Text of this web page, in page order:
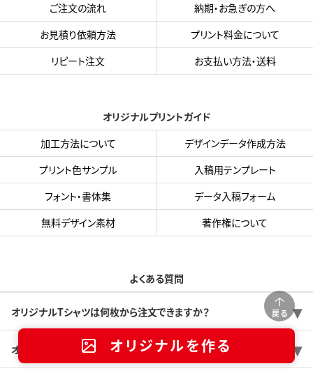
戻る
オリジナルを作る
ご注文の流れ
納期・お急ぎの方へ
お見積り依頼方法
プリント料金について
リピート注文
お支払い方法・送料
オリジナルプリントガイド
加工方法について
デザインデータ作成方法
プリント色サンプル
入稿用テンプレート
フォント・書体集
データ入稿フォーム
無料デザイン素材
著作権について
よくある質問
オリジナルTシャツは何枚から注文できますか？
オリジナルTシャツの価格は1枚あたりいくらくらいですか？